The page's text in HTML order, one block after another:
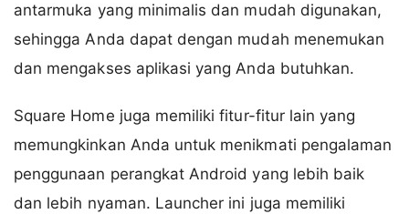
antarmuka yang minimalis dan mudah digunakan,
sehingga Anda dapat dengan mudah menemukan
dan mengakses aplikasi yang Anda butuhkan.
Square Home juga memiliki fitur-fitur lain yang
memungkinkan Anda untuk menikmati pengalaman
penggunaan perangkat Android yang lebih baik
dan lebih nyaman. Launcher ini juga memiliki